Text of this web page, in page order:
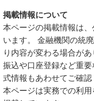
掲載情報について
本ページの掲載情報は
います。 金融機関の統
り内容が変わる場合があ
振込や口座登録など重
式情報もあわせてご確認
本ページは実務での利